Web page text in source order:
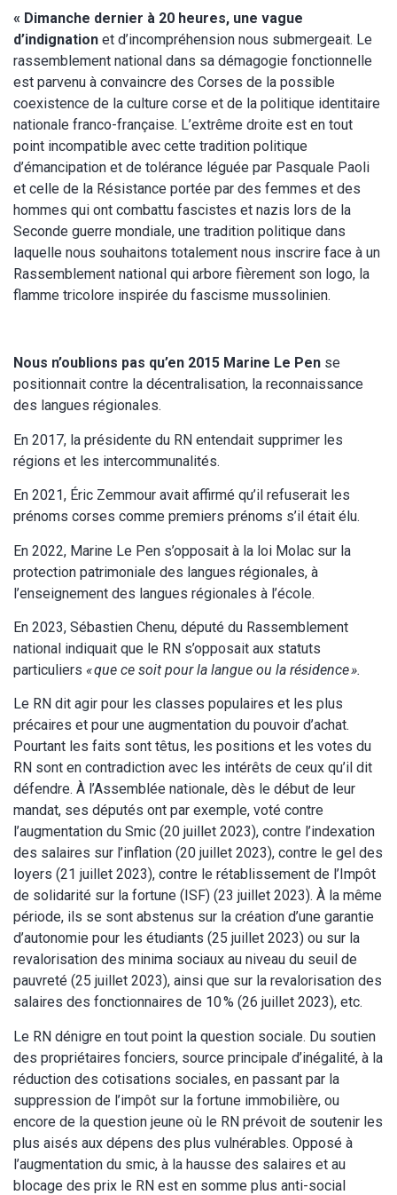
« Dimanche dernier à 20 heures, une vague
d’indignation et d’incompréhension nous submergeait. Le
rassemblement national dans sa démagogie fonctionnelle
est parvenu à convaincre des Corses de la possible
coexistence de la culture corse et de la politique identitaire
nationale franco-française. L’extrême droite est en tout
point incompatible avec cette tradition politique
d’émancipation et de tolérance léguée par Pasquale Paoli
et celle de la Résistance portée par des femmes et des
hommes qui ont combattu fascistes et nazis lors de la
Seconde guerre mondiale, une tradition politique dans
laquelle nous souhaitons totalement nous inscrire face à un
Rassemblement national qui arbore fièrement son logo, la
flamme tricolore inspirée du fascisme mussolinien.
Nous n’oublions pas qu’en 2015 Marine Le Pen se
positionnait contre la décentralisation, la reconnaissance
des langues régionales.
En 2017, la présidente du RN entendait supprimer les
régions et les intercommunalités.
En 2021, Éric Zemmour avait affirmé qu’il refuserait les
prénoms corses comme premiers prénoms s’il était élu.
En 2022, Marine Le Pen s’opposait à la loi Molac sur la
protection patrimoniale des langues régionales, à
l’enseignement des langues régionales à l’école.
En 2023, Sébastien Chenu, député du Rassemblement
national indiquait que le RN s’opposait aux statuts
particuliers « que ce soit pour la langue ou la résidence ».
Le RN dit agir pour les classes populaires et les plus
précaires et pour une augmentation du pouvoir d’achat.
Pourtant les faits sont têtus, les positions et les votes du
RN sont en contradiction avec les intérêts de ceux qu’il dit
défendre. À l’Assemblée nationale, dès le début de leur
mandat, ses députés ont par exemple, voté contre
l’augmentation du Smic (20 juillet 2023), contre l’indexation
des salaires sur l’inflation (20 juillet 2023), contre le gel des
loyers (21 juillet 2023), contre le rétablissement de l’Impôt
de solidarité sur la fortune (ISF) (23 juillet 2023). À la même
période, ils se sont abstenus sur la création d’une garantie
d’autonomie pour les étudiants (25 juillet 2023) ou sur la
revalorisation des minima sociaux au niveau du seuil de
pauvreté (25 juillet 2023), ainsi que sur la revalorisation des
salaires des fonctionnaires de 10 % (26 juillet 2023), etc.
Le RN dénigre en tout point la question sociale. Du soutien
des propriétaires fonciers, source principale d’inégalité, à la
réduction des cotisations sociales, en passant par la
suppression de l’impôt sur la fortune immobilière, ou
encore de la question jeune où le RN prévoit de soutenir les
plus aisés aux dépens des plus vulnérables. Opposé à
l’augmentation du smic, à la hausse des salaires et au
blocage des prix le RN est en somme plus anti-social